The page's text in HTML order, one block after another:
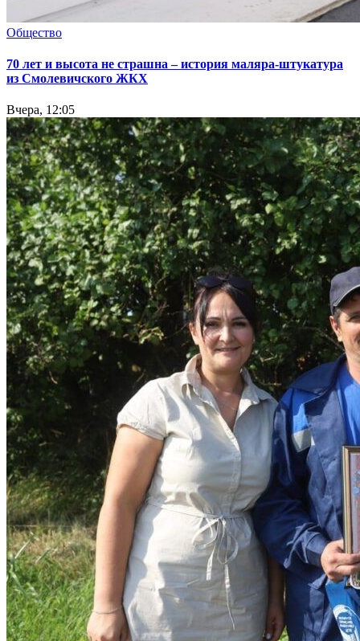
Общество
70 лет и высота не страшна – история маляра-штукатура
из Смолевичского ЖКХ
Вчера, 12:05